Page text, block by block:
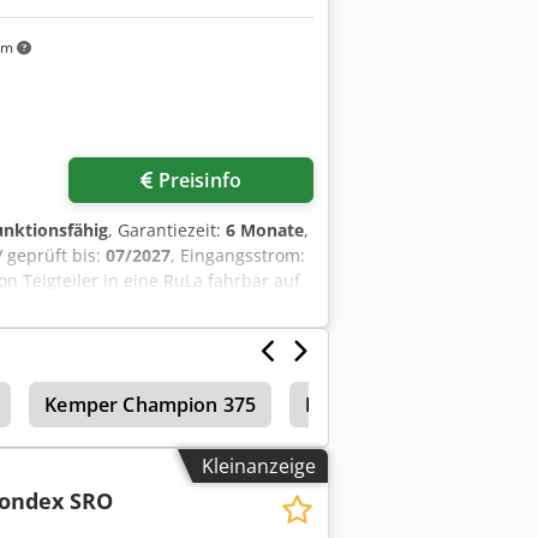
Preisinfo
, Garantiezeit: 6 Monate,
geprüft bis: 07/2027, Eingangsstrom:
Teigteiler in eine RuLa fahrbar auf
V3 geprüft Anschluss 400V, 16A-
+ Service Kommen Sie in
Kemper Champion 375 Kemper Champion 3000
Kleinanzeige
SRO